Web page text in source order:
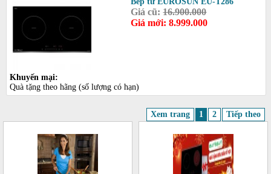
Giá cũ:16.900.000
Giá mới: 8.999.000
Khuyến mại:
Quà tặng theo hãng (số lượng có hạn)
Xem trang 1 2 Tiếp theo